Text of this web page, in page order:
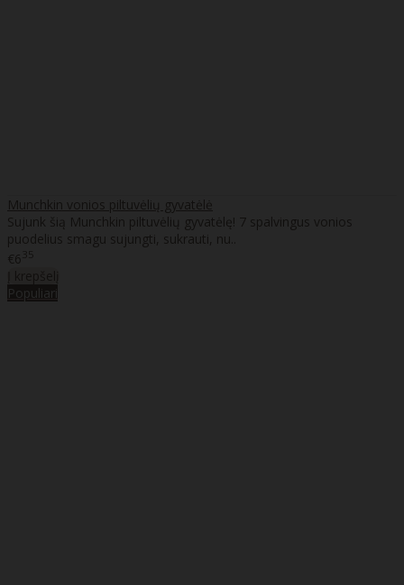
Munchkin vonios piltuvėlių gyvatėlė
Sujunk šią Munchkin piltuvėlių gyvatėlę! 7 spalvingus vonios
puodelius smagu sujungti, sukrauti, nu..
€6 35
Populiari